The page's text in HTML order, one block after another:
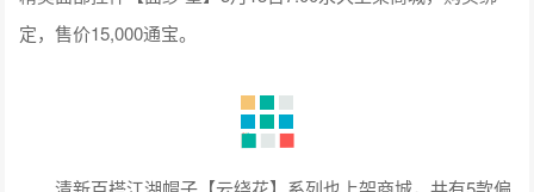
定，售价15,000通宝。